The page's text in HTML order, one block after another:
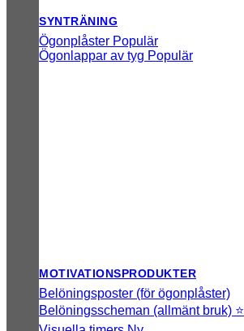
SYNTRÄNING
Ögonplåster
Ögonlappar av tyg
MOTIVATIONSPRODUKTER
Belöningsposter (för ögonplåster)
Belöningsscheman (allmänt bruk) ⭐